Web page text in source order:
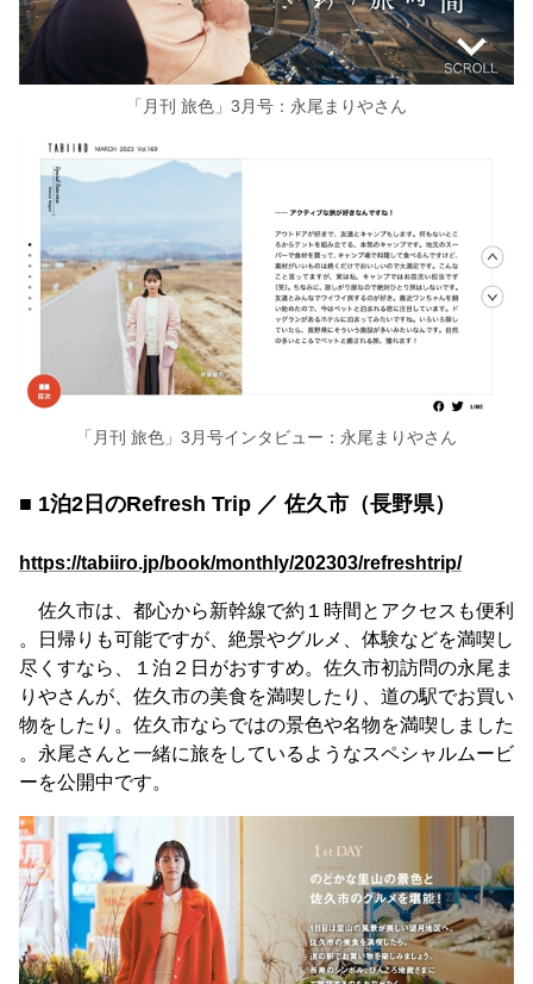
「月刊 旅色」3月号：永尾まりやさん
「月刊 旅色」3月号インタビュー：永尾まりやさん
■ 1泊2日のRefresh Trip ／ 佐久市（長野県）
https://tabiiro.jp/book/monthly/202303/refreshtrip/
佐久市は、都心から新幹線で約１時間とアクセスも便利
。日帰りも可能ですが、絶景やグルメ、体験などを満喫し
尽くすなら、１泊２日がおすすめ。佐久市初訪問の永尾ま
りやさんが、佐久市の美食を満喫したり、道の駅でお買い
物をしたり。佐久市ならではの景色や名物を満喫しました
。永尾さんと一緒に旅をしているようなスペシャルムービ
ーを公開中です。